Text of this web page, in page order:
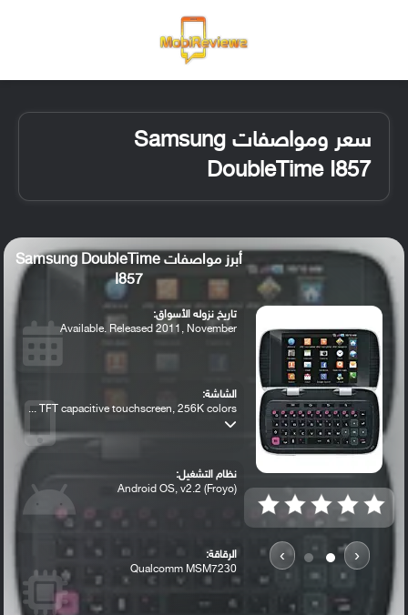
سعر ومواصفات Samsung
DoubleTime I857
‹
›
أبرز مواصفات Samsung DoubleTime
I857
تاريخ نزوله الأسواق:
Available. Released 2011, November
الشاشة:
TFT capacitive touchscreen, 256K colors ...
نظام التشغيل:
Android OS, v2.2 (Froyo)
الرقاقة:
Qualcomm MSM7230